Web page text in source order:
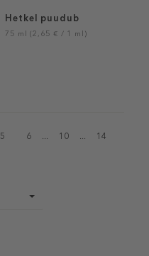
Hetkel puudub
75 ml (2,65 € / 1 ml)
5 6 ... 10 ... 14